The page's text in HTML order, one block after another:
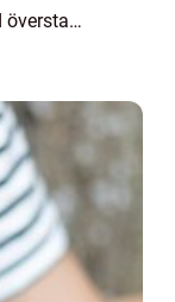
översta